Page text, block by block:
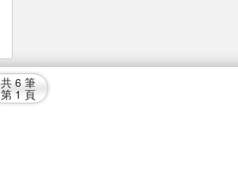
共 6 筆
第 1 頁